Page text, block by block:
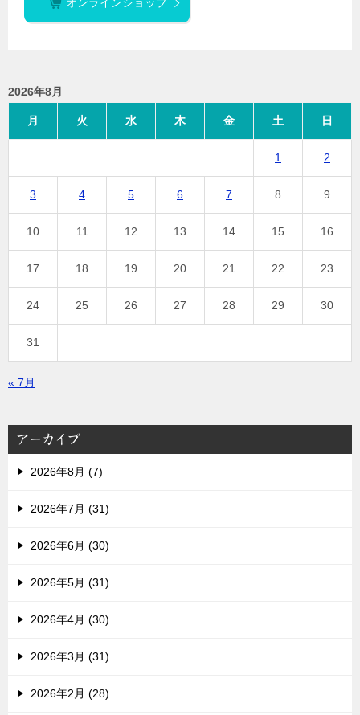
2026年8月
月 火 水 木 金 土 日
1 2
3 4 5 6 7 8 9
10 11 12 13 14 15 16
17 18 19 20 21 22 23
24 25 26 27 28 29 30
31
« 7月
アーカイブ
2026年8月 (7)
2026年7月 (31)
2026年6月 (30)
2026年5月 (31)
2026年4月 (30)
2026年3月 (31)
2026年2月 (28)